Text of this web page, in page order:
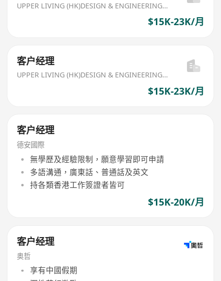
UPPER LIVING (HK)DESIGN & ENGINEERING LIMITED
$15K-23K/月
客户经理
UPPER LIVING (HK)DESIGN & ENGINEERING LIMITED
$15K-23K/月
客户经理
德安國際
無學歷及經驗限制，願意學習即可申請
多語溝通，廣東話、普通話及英文
持各類香港工作簽證者皆可
$15K-20K/月
客户经理
奥哲
享有中國假期